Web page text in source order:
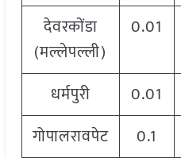
देवरकोंडा
(मल्लेपल्ली)
0.01
धर्मपुरी 0.01
गोपालरावपेट
0.1